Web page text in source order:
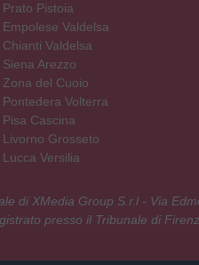
Prato Pistoia
Empolese Valdelsa
Chianti Valdelsa
Siena Arezzo
Zona del Cuoio
Pontedera Volterra
Pisa Cascina
Livorno Grosseto
Lucca Versilia
di XMedia Group S.r.l - Via
presso il Tribunale di